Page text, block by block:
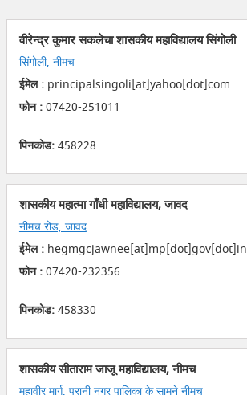
वीरेन्द्र कुमार सकलेचा शासकीय महाविद्यालय सिंगोली
सिंगोली, नीमच
ईमेल :principalsingoli[at]yahoo[dot]com
फोन :07420-251011
पिनकोड:458228
शासकीय महात्मा गाँधी महाविद्यालय, जावद
नीमच रोड, जावद
ईमेल :hegmgcjawnee[at]mp[dot]gov[dot]in
फोन :07420-232356
पिनकोड:458330
शासकीय सीताराम जाजू महाविद्यालय, नीमच
महावीर मार्ग, पूरानी नगर पालिका के सामने नीमच